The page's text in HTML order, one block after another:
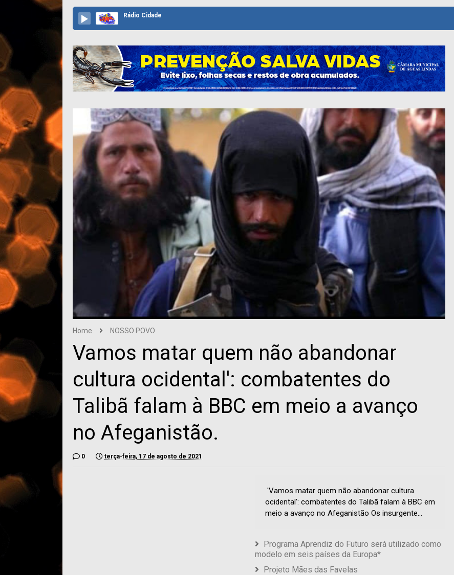
Rádio Cidade
Home NOSSO POVO
Vamos matar quem não abandonar
cultura ocidental': combatentes do
Talibã falam à BBC em meio a avanço
no Afeganistão.
0 terça-feira, 17 de agosto de 2021
'Vamos matar quem não abandonar cultura
ocidental': combatentes do Talibã falam à BBC em
meio a avanço no Afeganistão Os insurgente...
Programa Aprendiz do Futuro será utilizado como
modelo em seis países da Europa*
Projeto Mães das Favelas